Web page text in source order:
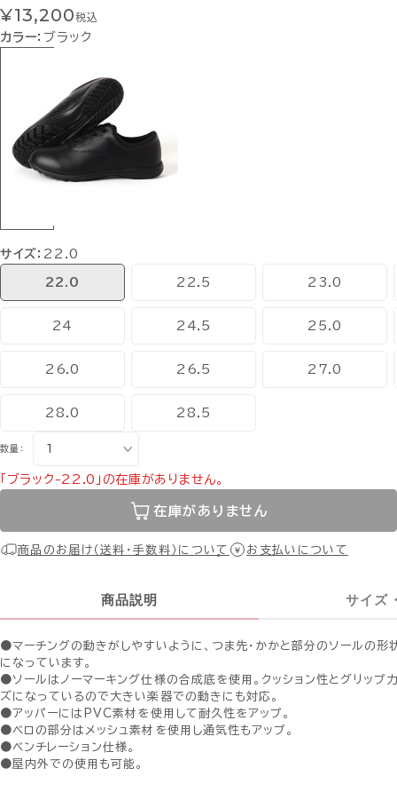
¥13,200税込
カラー： ブラック
サイズ： 22.0
22.0 22.5 23.0
24 24.5 25.0
26.0 26.5 27.0
28.0 28.5
数量：
「ブラック-22.0」の在庫がありません。
在庫がありません
商品のお届け（送料・手数料）について お支払いについて
商品説明 サイズ
●マーチングの動きがしやすいように、つま先・かかと部分のソールの形
になっています。
●ソールはノーマーキング仕様の合成底を使用。クッション性とグリップ
ズになっているので大きい楽器での動きにも対応。
●アッパーにはPVC素材を使用して耐久性をアップ。
●ベロの部分はメッシュ素材を使用し通気性もアップ。
●ベンチレーション仕様。
●屋内外での使用も可能。